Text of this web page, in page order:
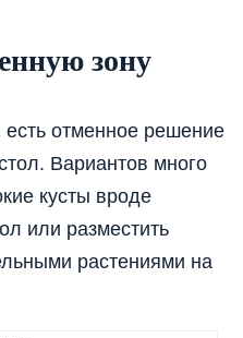
зону
отменное решение
Вариантов много
кусты вроде
или разместить
растениями на